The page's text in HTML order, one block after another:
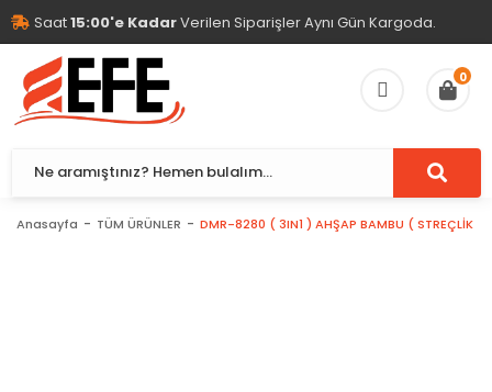
Saat15:00'e KadarVerilen Siparişler Aynı Gün Kargoda.
0
Anasayfa TÜM ÜRÜNLER DMR-8280 ( 3IN1 ) AHŞAP BAMBU ( STREÇLİK